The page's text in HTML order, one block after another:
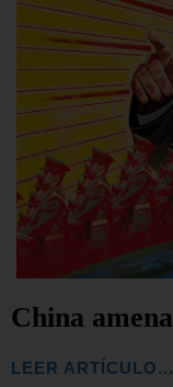
China
LEER ARTÍCULO...